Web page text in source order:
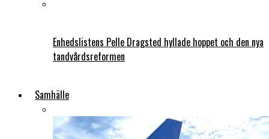
Enhedslistens Pelle Dragsted hyllade hoppet och den nya
tandvårdsreformen
Samhälle